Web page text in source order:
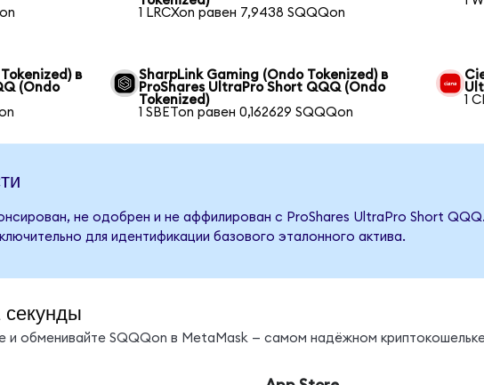
1 LRCXon равен 7,9438 SQQQon
в
(Ondo
SharpLink Gaming (Ondo Tokenized) в
ProShares UltraPro Short QQQ (Ondo
Tokenized)
1 SBETon равен 0,162629 SQQQon
1
не одобрен и не аффилирован с ProShares UltraPro Short
для идентификации базового эталонного актива.
и обменивайте SQQQon в MetaMask — самом надёжном